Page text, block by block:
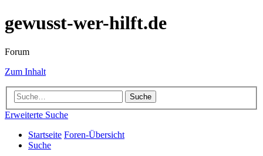
gewusst-wer-hilft.de
Forum
Zum Inhalt
Suche
Erweiterte Suche
Startseite Foren-Übersicht
Suche